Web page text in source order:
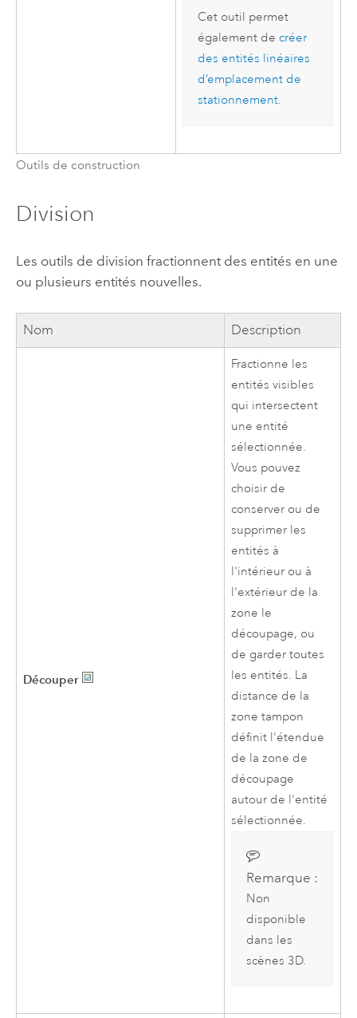
Cet outil permet
également de créer
des entités linéaires
d’emplacement de
stationnement.
Outils de construction
Division
Les outils de division fractionnent des entités en une
ou plusieurs entités nouvelles.
Nom Description
Découper
Fractionne les
entités visibles
qui intersectent
une entité
sélectionnée.
Vous pouvez
choisir de
conserver ou de
supprimer les
entités à
l'intérieur ou à
l'extérieur de la
zone le
découpage, ou
de garder toutes
les entités. La
distance de la
zone tampon
définit l'étendue
de la zone de
découpage
autour de l'entité
sélectionnée.
Remarque :
Non
disponible
dans les
scènes 3D.